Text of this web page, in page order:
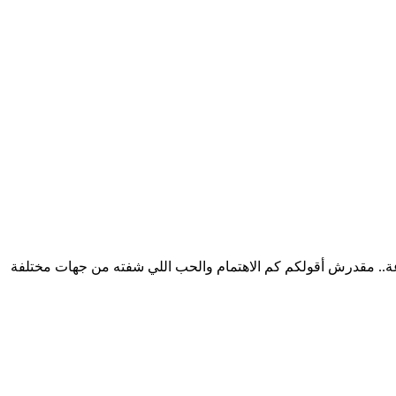
“أنا في دولة الإمارات العربية الشقيقة لمدة كام يوم، أصيبت بدور برد شديد جدا من بتوع زمان افقدني الوعي لمدة 24 ساعة.. مقدرش أقولكم كم الاهتمام والحب اللي شفته من جهات مختلفة